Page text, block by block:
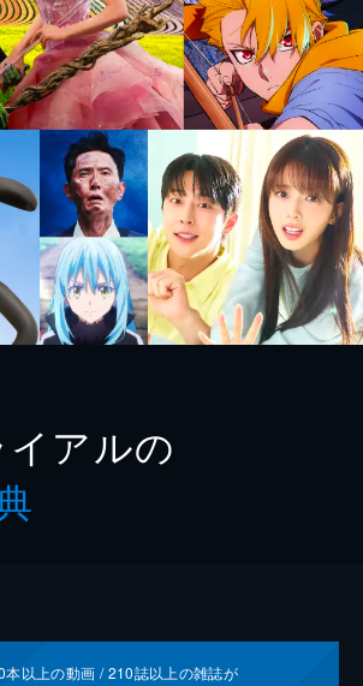
アルの
本以上の動画 /210誌以上の雑誌が